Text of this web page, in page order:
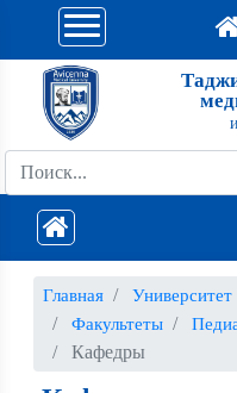
Главная Университет
Факультеты
Кафедры